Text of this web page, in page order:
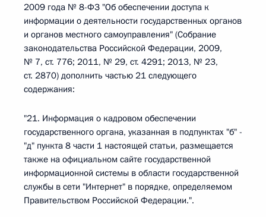
2009 года № 8-ФЗ "Об обеспечении доступа к
информации о деятельности государственных органов
и органов местного самоуправления" (Собрание
законодательства Российской Федерации, 2009,
№ 7, ст. 776; 2011, № 29, ст. 4291; 2013, № 23,
ст. 2870) дополнить частью 21 следующего
содержания:
"21. Информация о кадровом обеспечении
государственного органа, указанная в подпунктах "б" -
"д" пункта 8 части 1 настоящей статьи, размещается
также на официальном сайте государственной
информационной системы в области государственной
службы в сети "Интернет" в порядке, определяемом
Правительством Российской Федерации.".